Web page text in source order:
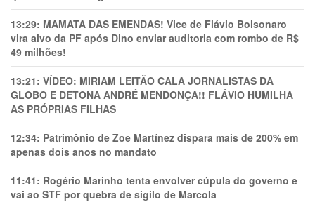
13:29: MAMATA DAS EMENDAS! Vice de Flávio Bolsonaro
vira alvo da PF após Dino enviar auditoria com rombo de R$
49 milhões!
13:21: VÍDEO: MIRIAM LEITÃO CALA JORNALISTAS DA
GLOBO E DETONA ANDRÉ MENDONÇA!! FLÁVIO HUMILHA
AS PRÓPRIAS FILHAS
12:34: Patrimônio de Zoe Martínez dispara mais de 200% em
apenas dois anos no mandato
11:41: Rogério Marinho tenta envolver cúpula do governo e
vai ao STF por quebra de sigilo de Marcola